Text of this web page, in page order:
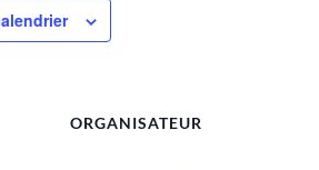
ORGANISATEUR